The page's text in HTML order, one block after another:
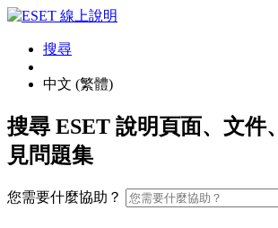
搜尋
中文 (繁體)
搜尋 ESET 說明頁面、文件
見問題集
您需要什麼協助？